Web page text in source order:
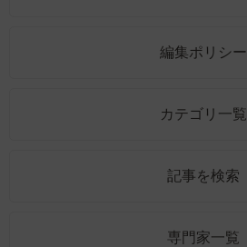
編集ポリシー
カテゴリ一覧
記事を検索
専門家一覧